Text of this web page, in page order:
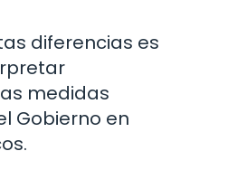
diferencias es
medidas
Gobierno en